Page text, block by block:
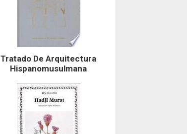
Tratado De Arquitectura
Hispanomusulmana